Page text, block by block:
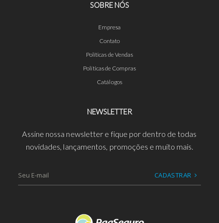
SOBRE NÓS
Empresa
Contato
Políticas de Vendas
Políticas de Compras
Catálogos
NEWSLETTER
Assine nossa newsletter e fique por dentro de todas
novidades, lançamentos, promoções e muito mais.
CADASTRAR